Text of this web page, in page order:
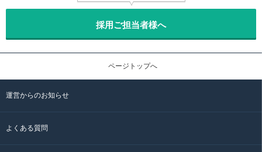
採用ご担当者様へ
ページトップへ
運営からのお知らせ
よくある質問